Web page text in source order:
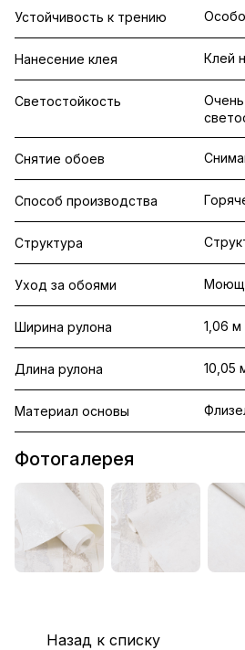
Устойчивость к трению Особо
Нанесение клея Клей
Светостойкость
Снятие обоев
Способ производства
Структура
Уход за обоями
Ширина рулона 1,06 м
Длина рулона 10,05
Материал основы
Фотогалерея
Назад к списку